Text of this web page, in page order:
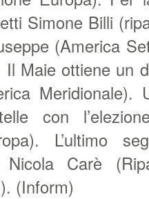
Simone Billi
(America
Il Maie ottiene un
con
L’ultimo
Carè
(Inform)